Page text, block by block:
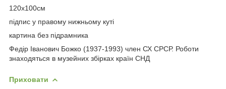
120х100см
підпис у правому нижньому куті
картина без підрамника
Федір Іванович Божко (1937-1993) член СХ СРСР. Роботи
знаходяться в музейних збірках країн СНД
Приховати